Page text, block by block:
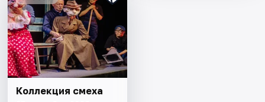
Коллекция смеха